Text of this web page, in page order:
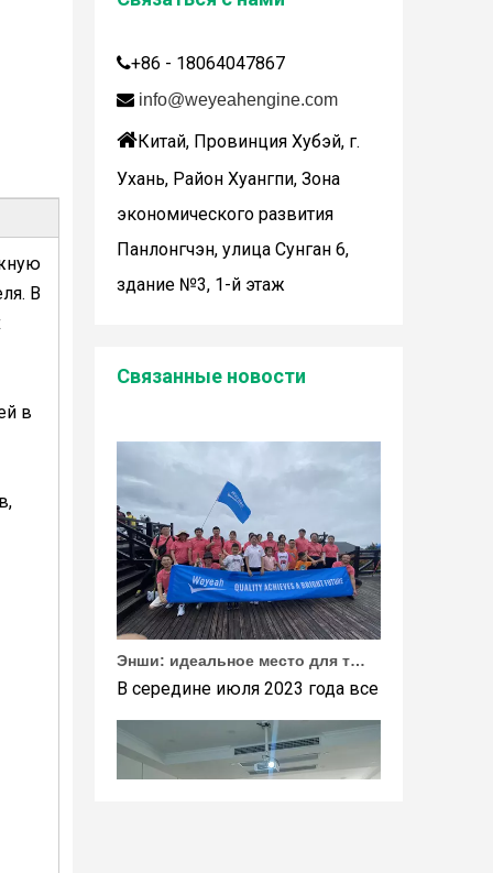
В
в
+86 - 18064047867
 info@weyeahengine.com
Китай, Провинция Хубэй, г.
Ухань, Район Хуангпи, Зона
экономического развития
Панлонгчэн, улица Сунган 6,
здание №3, 1-й этаж
Связанные новости
Дженбахер забрал 200673
Wuhan Weyeah сообщает о поступлении
Энши: идеальное место для тимбилдинга Weyeah
В середине июля 2023 года все